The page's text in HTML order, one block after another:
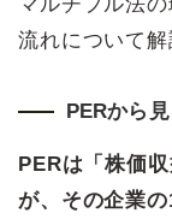
流れについて解
PERから
PERは「株価
が、その企業